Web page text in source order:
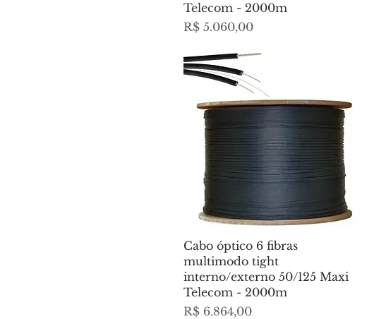
Telecom - 2000m
Preço
R$ 5.060,00
Cabo óptico 6 fibras
multimodo tight
interno/externo 50/125 Maxi
Telecom - 2000m
Preço
R$ 6.864,00